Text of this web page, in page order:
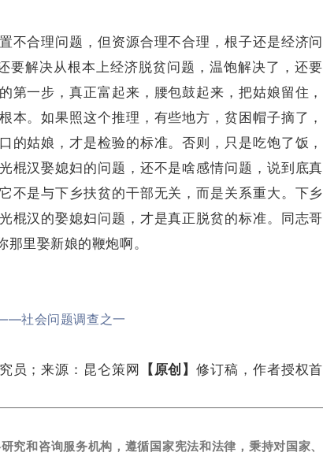
不合理问题，但资源合理不合理，根子还是经济问
要解决从根本上经济脱贫问题，温饱解决了，还要
第一步，真正富起来，腰包鼓起来，把姑娘留住，
本。如果照这个推理，有些地方，贫困帽子摘了，
的姑娘，才是检验的标准。否则，只是吃饱了饭，
棍汉娶媳妇的问题，还不是啥感情问题，说到底真
不是与下乡扶贫的干部无关，而是关系重大。下乡
棍汉的娶媳妇问题，才是真正脱贫的标准。同志哥
里娶新娘的鞭炮啊。
社会问题调查之一
员；来源：昆仑策网 【原创】修订稿，作者授权首
究和咨询服务机构，遵循国家宪法和法律，秉持对国家、